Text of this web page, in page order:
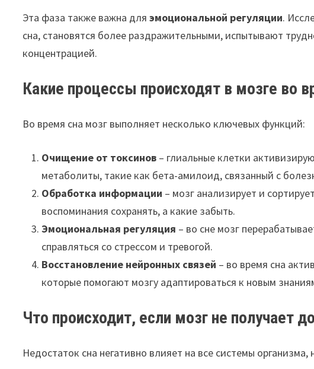
Эта фаза также важна дляэмоциональной регуляции.
сна, становятся более раздражительными, испытывают
концентрацией.
Какие процессы происходят в мозге во
Во время сна мозг выполняет несколько ключевых функций:
Очищение от токсинов – глиальные клетки
метаболиты, такие как бета-амилоид, связанный с
Обработка информации – мозг анализирует и
воспоминания сохранять, а какие забыть.
Эмоциональная регуляция – во сне мозг
справляться со стрессом и тревогой.
Восстановление нейронных связей – во время сна
которые помогают мозгу адаптироваться к новым
Что происходит, если мозг не получает
Недостаток сна негативно влияет на все системы